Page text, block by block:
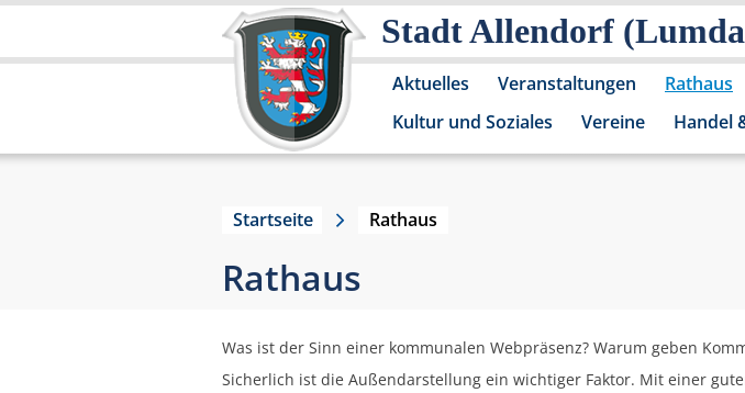
Stadt Allendorf
Aktuelles Veranstaltungen Rathaus
Kultur und Soziales
Vereine Handel
Startseite Rathaus
Rathaus
Was ist der Sinn einer kommunalen Webpräsenz? Warum geben
Sicherlich ist die Außendarstellung ein wichtiger Faktor. Mit einer